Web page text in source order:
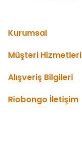
Kurumsal
Müşteri Hizmetleri
Alışveriş Bilgileri
Riobongo İletişim